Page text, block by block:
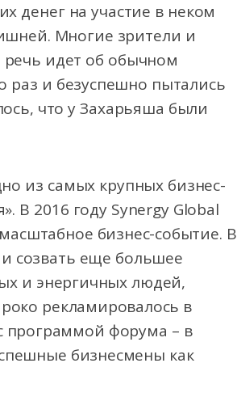
денег на участие в неком
Многие зрители и
идет об обычном
раз и безуспешно пытались
что у Захарьяша были
из самых крупных бизнес-
В 2016 году Synergy Global
бизнес-событие. В
созвать еще большее
и энергичных людей,
рекламировалось в
программой форума – в
бизнесмены как